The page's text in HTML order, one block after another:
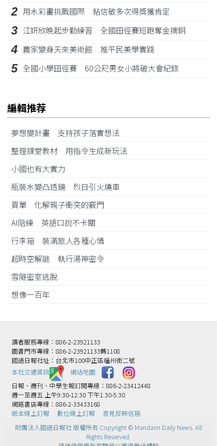
2 用水彩畫挑戰國際 粘信敏多次得獎獲肯定
3 江姸欣晚起步勤練習 全國田徑賽短跑奪金摘銅
4 農家變身天來美術館 推平民美學實踐
5 全國小學田徑賽 60公尺男女小將破大會紀錄
編輯推荐
夢想變計畫 支持孩子落實想法
整理課堂教材 用指令生成新玩法
小國也有大實力
瓶裝水變凸透鏡 烈日引火燒車
買單 化解親子衝突的竅門
AI陪練 英語口說不卡關
行李箱 裝滿旅人各種心情
超時空解謎 執行湯神密令
雪隧密室逃脫
想像一百年
讀者服務專線：886-2-23921133
圖書門市專線：886-2-23921133轉1108
國語日報社址：台北市100中正區福州街二號
本社交通資訊️
網站地圖
日報、週刊、中學生報訂閱專線：886-2-23412448
週一至週五 上午9:30-12:30 下午1:30-5:30
網路書店專線：886-2-33433168
紙本線上訂報
數位線上訂報
意見反映信箱
財團法人國語日報社 版權所有 Copyright © Mandarin Daily News. All
Rights Reserved.